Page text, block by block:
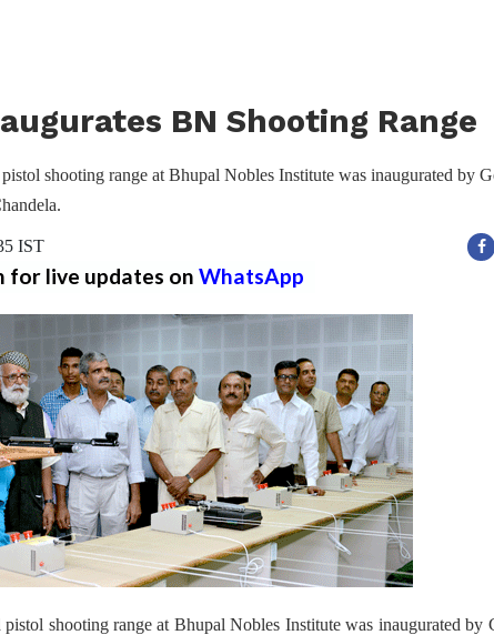
BN Shooting Range
shooting range at Bhupal Nobles Institute was inaugurated by
IST
for live updates on WhatsApp
shooting range at Bhupal Nobles Institute was inaugurated by